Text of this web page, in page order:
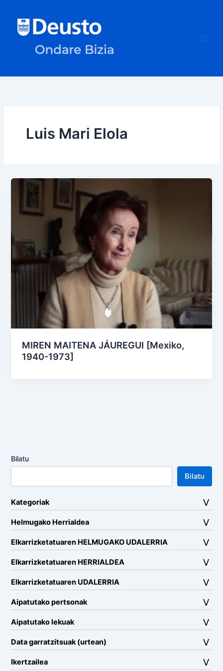
content
Luis Mari Elola
MIREN MAITENA JÁUREGUI [Mexiko,
1940-1973]
Bilatu
Bilatu
Kategoriak
Helmugako Herrialdea
Elkarrizketatuaren HELMUGAKO UDALERRIA
Elkarrizketatuaren HERRIALDEA
Elkarrizketatuaren UDALERRIA
Aipatutako pertsonak
Aipatutako lekuak
Data garratzitsuak (urtean)
Ikertzailea